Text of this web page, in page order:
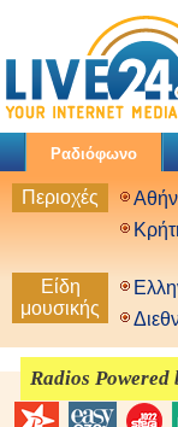
Ραδιόφωνο
Περιοχές
Είδη
μουσικής
Radios Powered